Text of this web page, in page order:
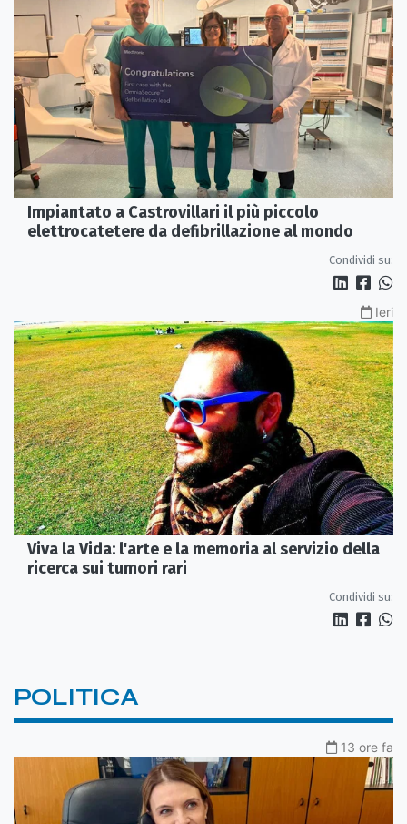
Impiantato a Castrovillari il più piccolo
elettrocatetere da defibrillazione al mondo
Condividi su:
Ieri
Viva la Vida: l'arte e la memoria al servizio della
ricerca sui tumori rari
Condividi su:
POLITICA
13 ore fa